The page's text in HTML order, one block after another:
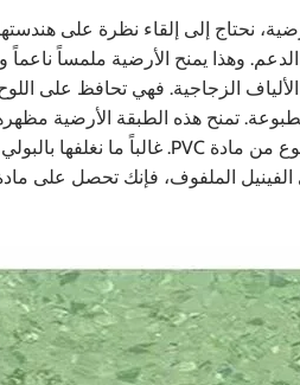
نحتاج إلى إلقاء نظرة على
الدعم. وهذا يمنح الأرضية ملمساً
الزجاجية. فهي تحافظ على
تمنح هذه الطبقة الأرضية
الفينيل الملفوف، فإنك تحصل على